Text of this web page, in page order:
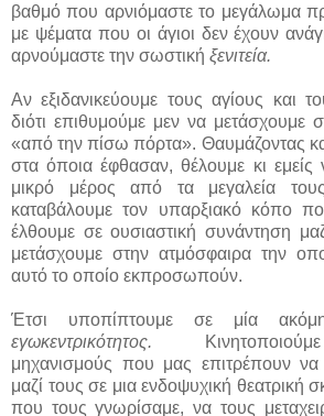
βαθμό που αρνιόμαστε το μεγάλωμα
με ψέματα που οι άγιοι δεν έχουν
αρνούμαστε την σωστική ξενιτεία.
Αν εξιδανικεύουμε τους αγίους και
διότι επιθυμούμε μεν να μετάσχουμε
«από την πίσω πόρτα». Θαυμάζοντας
στα όποια έφθασαν, θέλουμε κι εμείς
μικρό μέρος από τα μεγαλεία
καταβάλουμε τον υπαρξιακό κόπο
έλθουμε σε ουσιαστική συνάντηση
μετάσχουμε στην ατμόσφαιρα την
αυτό το οποίο εκπροσωπούν.
Έτσι υποπίπτουμε σε μία
εγωκεντρικότητος.
μηχανισμούς που μας επιτρέπουν να
μαζί τους σε μια ενδοψυχική θεατρική
που τους γνωρίσαμε, να τους